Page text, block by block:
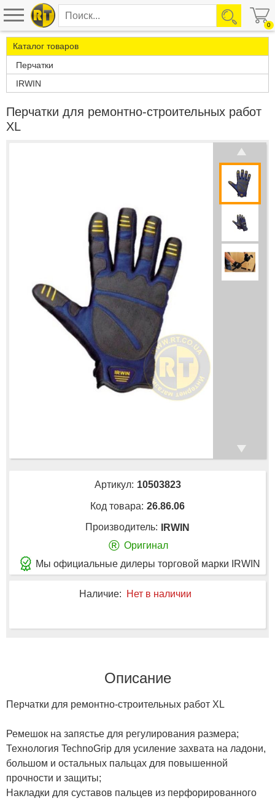
0
Каталог товаров
Перчатки
IRWIN
Перчатки для ремонтно-строительных работ
XL
Артикул: 10503823
Код товара: 26.86.06
Производитель: IRWIN
® Оригинал
Мы официальные дилеры торговой марки IRWIN
Наличие: Нет в наличии
Описание
Перчатки для ремонтно-строительных работ XL
Ремешок на запястье для регулирования размера;
Технология TechnoGrip для усиление захвата на ладони,
большом и остальных пальцах для повышенной
прочности и защиты;
Накладки для суставов пальцев из перфорированного